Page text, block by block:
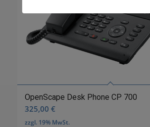
OpenScape Desk Phone CP 700
325,00 €
zzgl. 19% MwSt.